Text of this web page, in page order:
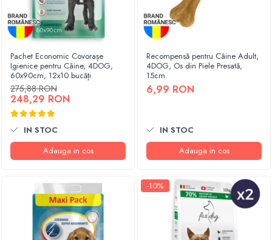
Pachet Economic Covorașe
Igienice pentru Câine, 4DOG,
60x90cm, 12x10 bucăți
275,88 RON
248,29 RON
IN STOC
Adauga in cos
Recompensă pentru Câine Adult,
4DOG, Os din Piele Presată,
15cm
6,99 RON
IN STOC
Adauga in cos
-10%